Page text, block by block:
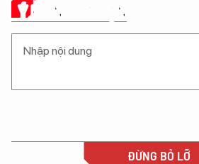
Ý KIẾN CỦA BẠN
ĐỪNG BỎ LỠ